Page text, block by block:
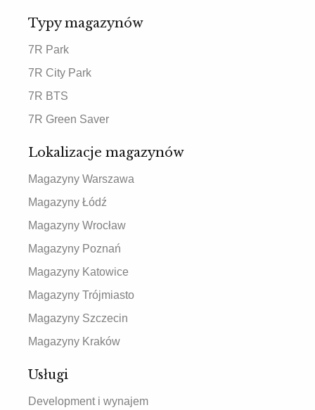
Typy magazynów
7R Park
7R City Park
7R BTS
7R Green Saver
Lokalizacje magazynów
Magazyny Warszawa
Magazyny Łódź
Magazyny Wrocław
Magazyny Poznań
Magazyny Katowice
Magazyny Trójmiasto
Magazyny Szczecin
Magazyny Kraków
Usługi
Development i wynajem